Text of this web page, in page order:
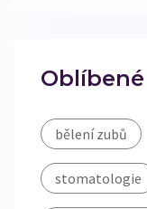
bělení zubů
stomatologie